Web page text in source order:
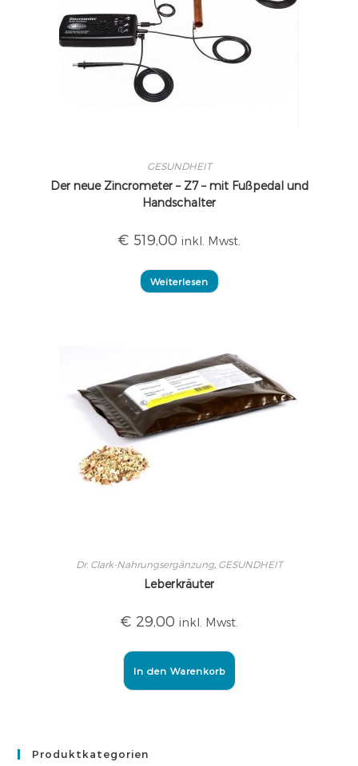
GESUNDHEIT
Der neue Zincrometer – Z7 – mit Fußpedal und
Handschalter
€ 519,00 inkl. Mwst.
Weiterlesen
Dr. Clark-Nahrungsergänzung, GESUNDHEIT
Leberkräuter
€ 29,00 inkl. Mwst.
In den Warenkorb
Produktkategorien